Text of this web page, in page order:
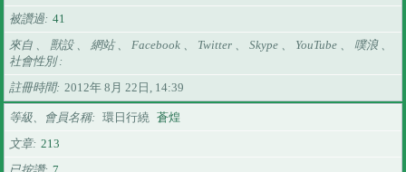
被讚過 41
來自 、 獸設 、 網站 、 Facebook 、 Twitter 、 Skype 、 YouTube 、 噗浪 、
社會性別
註冊時間
2012年 8月 22日, 14:39
等級、會員名稱 環日行繞 蒼煌
文章 213